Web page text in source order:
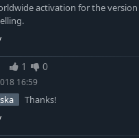
activation for the
1 0
16:59
Thanks!